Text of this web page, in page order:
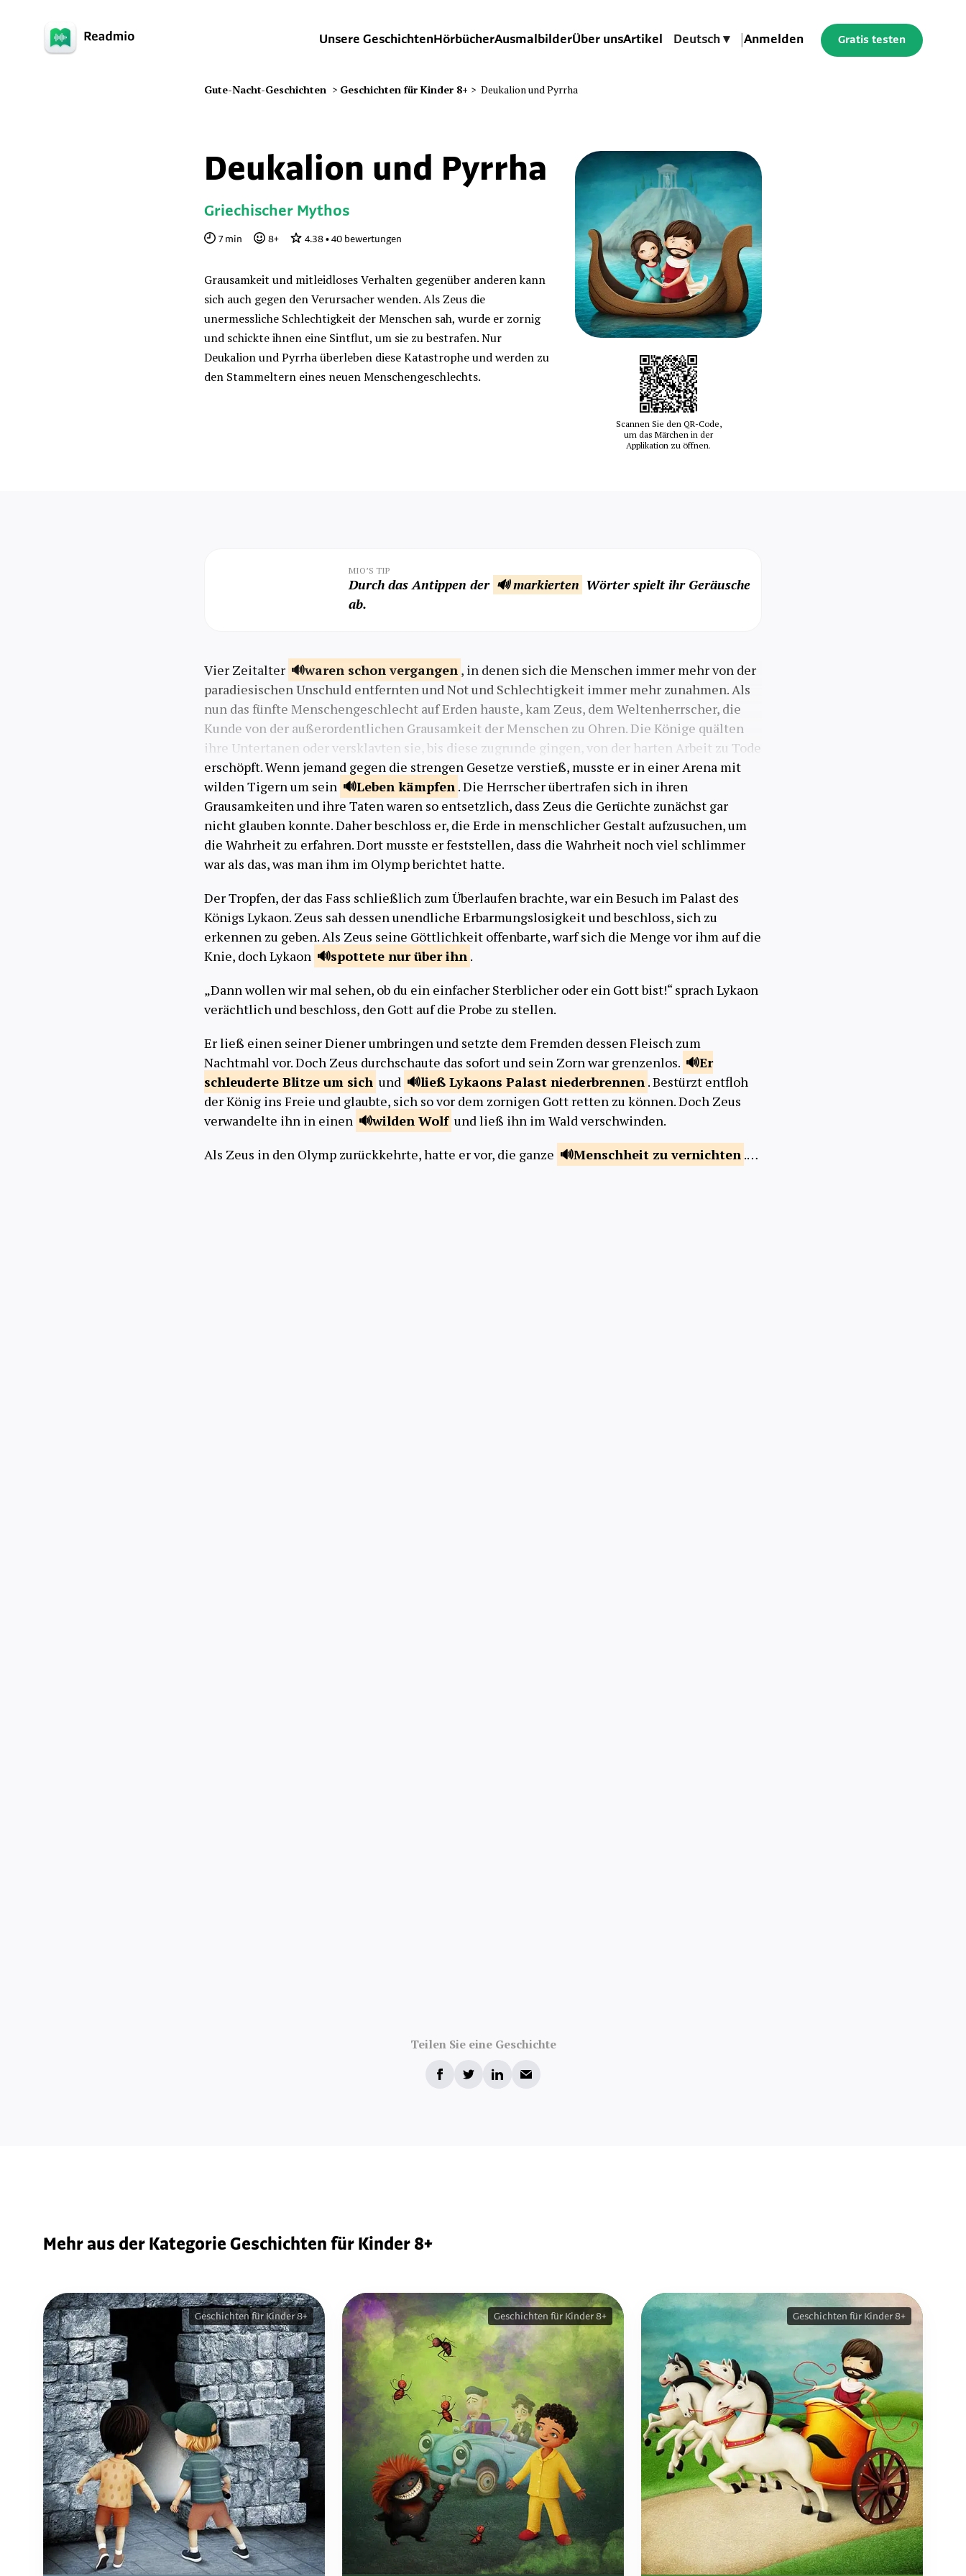
Unsere GeschichtenHörbücherAusmalbilderÜber unsArtikel Deutsch ▾ Anmelden Gratis testen
Gute-Nacht-Geschichten > Geschichten für Kinder 8+ > Deukalion und Pyrrha
Deukalion und Pyrrha
Griechischer Mythos
7min 8+ 4.38 • 40 bewertungen
Grausamkeit und mitleidloses Verhalten gegenüber anderen kann
sich auch gegen den Verursacher wenden. Als Zeus die
unermessliche Schlechtigkeit der Menschen sah, wurde er zornig
und schickte ihnen eine Sintflut, um sie zu bestrafen. Nur
Deukalion und Pyrrha überleben diese Katastrophe und werden zu
den Stammeltern eines neuen Menschengeschlechts.
Scannen Sie den QR-Code,
um das Märchen in der
Applikation zu öffnen.
MIO’S TIP
Durch das Antippen der 🔊 markierten Wörter spielt ihr Geräusche
ab.
Vier Zeitalter waren schonvergangen , in denen sich die Menschen immer mehr von der
paradiesischen Unschuld entfernten und Not und Schlechtigkeit immer mehr zunahmen. Als
nun das fünfte Menschengeschlecht auf Erden hauste, kam Zeus, dem Weltenherrscher, die
Kunde von der außerordentlichen Grausamkeit der Menschen zu Ohren. Die Könige quälten
ihre Untertanen oder versklavten sie, bis diese zugrunde gingen, von der harten Arbeit zu Tode
erschöpft. Wenn jemand gegen die strengen Gesetze verstieß, musste er in einer Arena mit
wilden Tigern um sein
Leben kämpfen . Die Herrscher übertrafen sich in ihren
Grausamkeiten und ihre Taten waren so entsetzlich, dass Zeus die Gerüchte zunächst gar
nicht glauben konnte. Daher beschloss er, die Erde in menschlicher Gestalt aufzusuchen, um
die Wahrheit zu erfahren. Dort musste er feststellen, dass die Wahrheit noch viel schlimmer
war als das, was man ihm im Olymp berichtet hatte.
Der Tropfen, der das Fass schließlich zum Überlaufen brachte, war ein Besuch im Palast des
Königs Lykaon. Zeus sah dessen unendliche Erbarmungslosigkeit und beschloss, sich zu
erkennen zu geben. Als Zeus seine Göttlichkeit offenbarte, warf sich die Menge vor ihm auf die
Knie, doch Lykaon
spottete nur überihn .
„Dann wollen wir mal sehen, ob du ein einfacher Sterblicher oder ein Gott bist!“ sprach Lykaon
verächtlich und beschloss, den Gott auf die Probe zu stellen.
Er ließ einen seiner Diener umbringen und setzte dem Fremden dessen Fleisch zum
Nachtmahl vor. Doch Zeus durchschaute das sofort und sein Zorn war grenzenlos.
Er
schleuderte Blitze um sich und ließ Lykaons Palast niederbrennen . Bestürzt entfloh
der König ins Freie und glaubte, sich so vor dem zornigen Gott retten zu können. Doch Zeus
verwandelte ihn in einen
wilden Wolf und ließ ihn im Wald verschwinden.
Als Zeus in den Olymp zurückkehrte, hatte er vor, die ganze
Menschheit zuvernichten .…
Teilen Sie eine Geschichte
Mehr aus der Kategorie Geschichten für Kinder 8+
Geschichten für Kinder 8+ Geschichten für Kinder 8+ Geschichten für Kinder 8+